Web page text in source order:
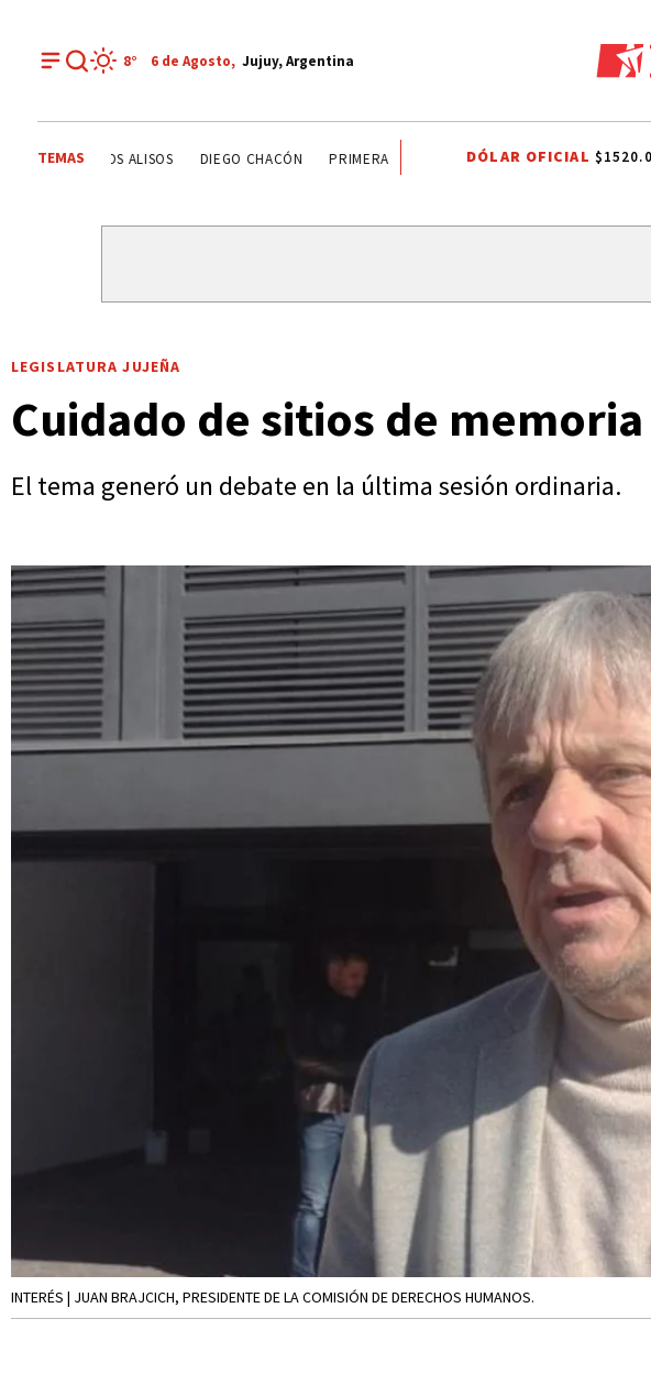
8° 6 de Agosto, Jujuy, Argentina
TEMAS DEPORTE RECREATIVO YAMILA CHAVES LOS ALISOS DIEGO CHACÓN
DÓLAR OFICIAL
LEGISLATURA JUJEÑA
Cuidado de sitios de
El tema generó un debate en la última sesión ordinaria.
INTERÉS | JUAN BRAJCICH, PRESIDENTE DE LA COMISIÓN DE DERECHOS HUMANOS.